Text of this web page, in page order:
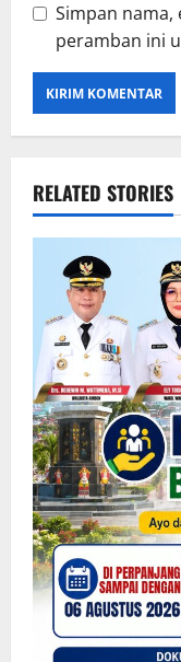
Simpan nama,
peramban ini
RELATED STORIES